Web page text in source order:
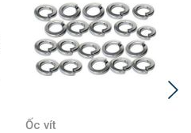
Ốc vít